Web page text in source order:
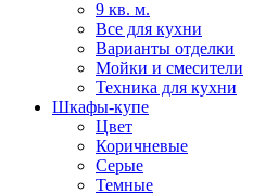
9 кв. м.
Все для кухни
Варианты отделки
Мойки и смесители
Техника для кухни
Шкафы-купе
Цвет
Коричневые
Серые
Темные